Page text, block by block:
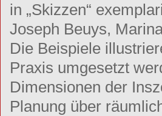
in „Skizzen“
Joseph Beuys,
Die Beispiele
Praxis umgesetzt
Dimensionen der
Planung über